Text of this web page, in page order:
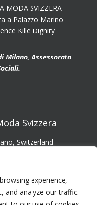
experience,
and analyze our traffic.
MODA SVIZZERA
a Palazzo Marino
Kille Dignity
Milano, Assessorato
Svizzera
Switzerland